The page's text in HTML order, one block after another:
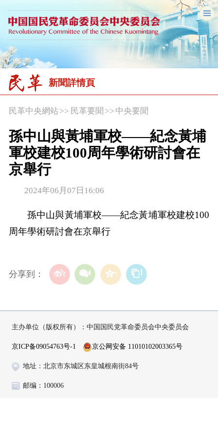
新聞詳情頁
民革中央網站>> 民革要聞 >> 中央要聞
孫中山與黃埔軍校——紀念黃埔
軍校建校100周年學術研討會在
京舉行
2024年06月07日16:06
孫中山與黃埔軍校——紀念黃埔軍校建校100
周年學術研討會在京舉行
分享到：
主办单位（版权所有）：中国国民党革命委员会中央委员会
京ICP备09054763号-1 京公网安备 11010102003365号
地址：北京市东城区东皇城根南街84号
邮编：100006